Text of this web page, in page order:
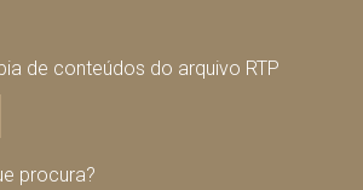
de conteúdos do arquivo RTP
procura?